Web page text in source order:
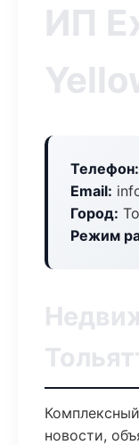
ИП
Телефон:
Email:
Город:
Режим
новости,